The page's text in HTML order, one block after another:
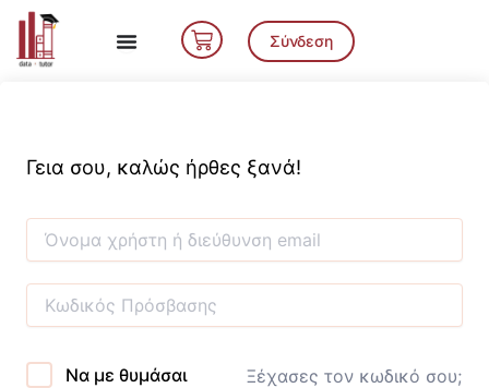
Μετάβαση
περιεχόμενο
Cart Σύνδεση
Γεια σου, καλώς ήρθες ξανά!
Να με θυμάσαι Ξέχασες τον κωδικό σου;